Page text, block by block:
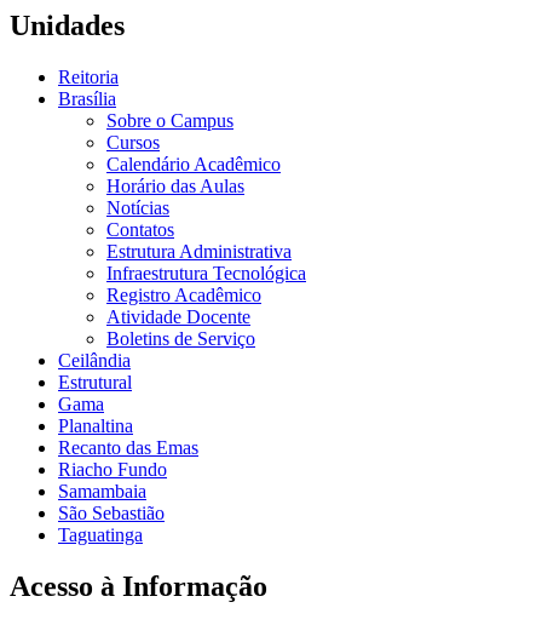
Unidades
Reitoria
Brasília
Sobre o Campus
Cursos
Calendário Acadêmico
Horário das Aulas
Notícias
Contatos
Estrutura Administrativa
Infraestrutura Tecnológica
Registro Acadêmico
Atividade Docente
Boletins de Serviço
Ceilândia
Estrutural
Gama
Planaltina
Recanto das Emas
Riacho Fundo
Samambaia
São Sebastião
Taguatinga
Acesso à Informação